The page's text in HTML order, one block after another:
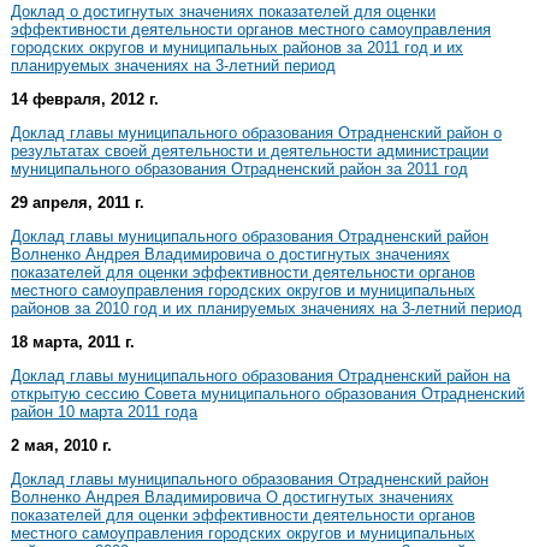
Доклад о достигнутых значениях показателей для оценки
эффективности деятельности органов местного самоуправления
городских округов и муниципальных районов за 2011 год и их
планируемых значениях на 3-летний период
14 февраля, 2012 г.
Доклад главы муниципального образования Отрадненский район о
результатах своей деятельности и деятельности администрации
муниципального образования Отрадненский район за 2011 год
29 апреля, 2011 г.
Доклад главы муниципального образования Отрадненский район
Волненко Андрея Владимировича о достигнутых значениях
показателей для оценки эффективности деятельности органов
местного самоуправления городских округов и муниципальных
районов за 2010 год и их планируемых значениях на 3-летний период
18 марта, 2011 г.
Доклад главы муниципального образования Отрадненский район на
открытую сессию Совета муниципального образования Отрадненский
район 10 марта 2011 года
2 мая, 2010 г.
Доклад главы муниципального образования Отрадненский район
Волненко Андрея Владимировича О достигнутых значениях
показателей для оценки эффективности деятельности органов
местного самоуправления городских округов и муниципальных